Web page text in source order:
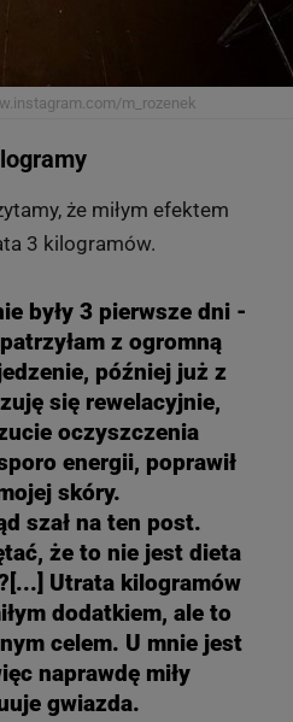
m_rozenek
że miłym efektem
3 kilogramów.
były 3 pierwsze dni -
z ogromną
później już z
się rewelacyjnie,
oczyszczenia
energii, poprawił
skóry.
szał na ten post.
że to nie jest dieta
Utrata kilogramów
dodatkiem, ale to
celem. U mnie jest
naprawdę miły
gwiazda.